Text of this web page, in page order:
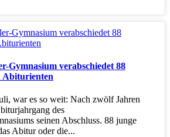
Gymnasium verabschiedet 88
war es so weit: Nach zwölf Jahren
des
seinen Abschluss. 88 junge
Abitur oder die...